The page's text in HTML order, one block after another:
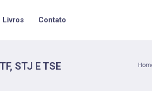
Livros Contato
STJ E TSE